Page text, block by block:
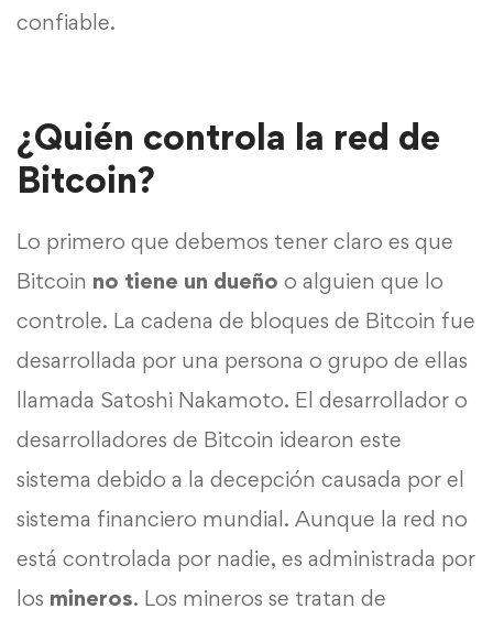
confiable.
¿Quién controla la red de
Bitcoin?
Lo primero que debemos tener claro es que
Bitcoin no tiene un dueño o alguien que lo
controle. La cadena de bloques de Bitcoin fue
desarrollada por una persona o grupo de ellas
llamada Satoshi Nakamoto. El desarrollador o
desarrolladores de Bitcoin idearon este
sistema debido a la decepción causada por el
sistema financiero mundial. Aunque la red no
está controlada por nadie, es administrada por
los mineros. Los mineros se tratan de